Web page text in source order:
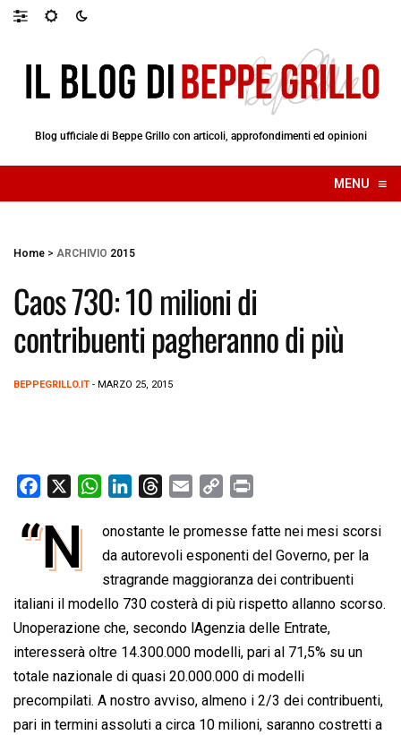
Blog ufficiale di Beppe Grillo con articoli, approfondimenti ed opinioni
MENU ≡
☰
Home > ARCHIVIO 2015
Caos 730: 10 milioni di
contribuenti pagheranno di più
BEPPEGRILLO.IT - MARZO 25, 2015
c
o
o
k
W
a
t
s
A
p
p
n
k
e
d
I
n
r
e
a
d
s
a
i
l
p
y
L
i
n
k
i
n
t
“N
onostante le promesse fatte nei mesi scorsi
da autorevoli esponenti del Governo, per la
stragrande maggioranza dei contribuenti
italiani il modello 730 costerà di più rispetto allanno scorso.
Unoperazione che, secondo lAgenzia delle Entrate,
interesserà oltre 14.300.000 modelli, pari al 71,5% su un
totale nazionale di quasi 20.000.000 di modelli
precompilati. A nostro avviso, almeno i 2/3 dei contribuenti,
pari in termini assoluti a circa 10 milioni, saranno costretti a